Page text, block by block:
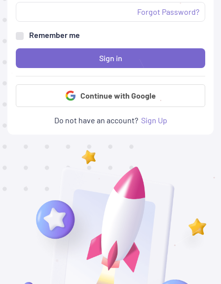
Forgot Password?
Remember me
Sign in
Continue with Google
Do not have an account? Sign Up